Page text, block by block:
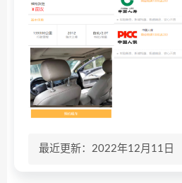
最近更新：2022年12月11日